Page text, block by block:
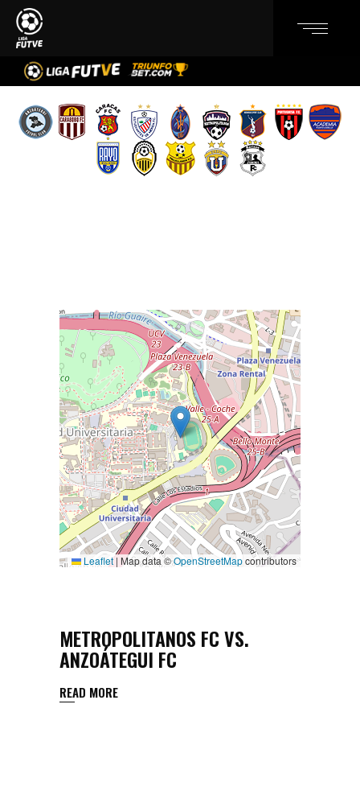
Leaflet | Map data ©OpenStreetMapcontributors
METROPOLITANOS FC VS.
ANZOÁTEGUI FC
READ MORE